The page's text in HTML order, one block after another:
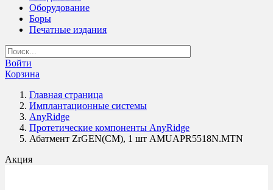
Оборудование
Боры
Печатные издания
Войти
Корзина
Главная страница
Имплантационные системы
AnyRidge
Протетические компоненты AnyRidge
Абатмент ZrGEN(CM), 1 шт AMUAPR5518N.MTN
Акция